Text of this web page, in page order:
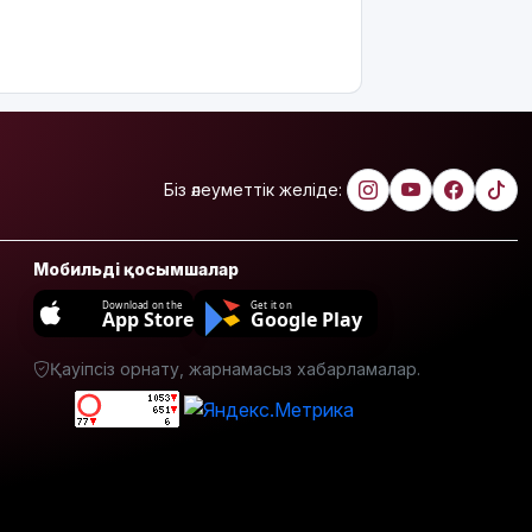
себебі
жазбаша
аясында
жасанды
интеллект
кедергісіз
саудаға
басымдық
беріледі
Біз әлеуметтік желіде:
Мобильді қосымшалар
Download on the
App Store
Get it on
Google Play
Қауіпсіз орнату, жарнамасыз хабарламалар.